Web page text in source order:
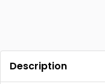
Description